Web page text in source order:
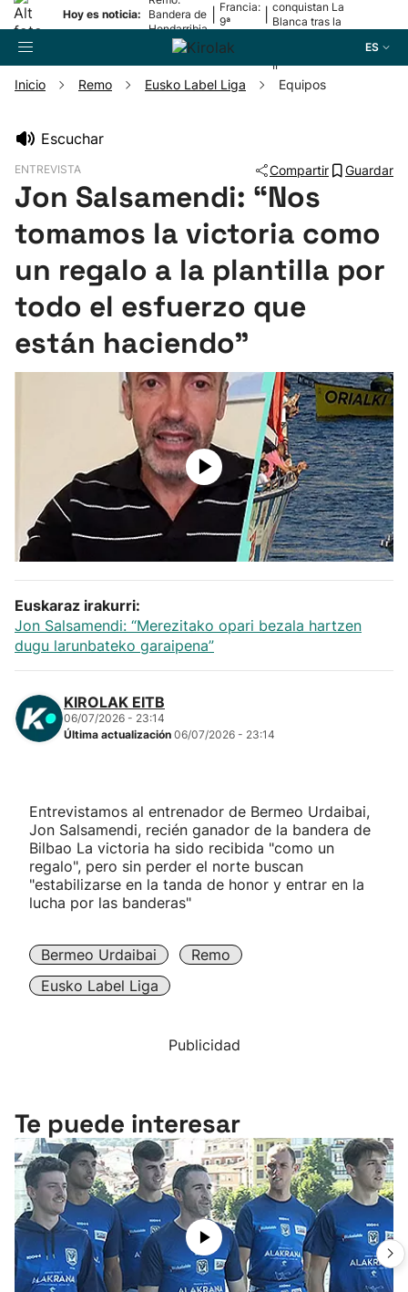
Hoy es noticia:
Bandera de
Hondarribia
Francia:
9ª
conquistan La
Blanca tras la
II
ES
Pelota
Remo
Baloncesto
Balonmano
Kirolak 360
Carreras de montaña
"Helmuga"
Inicio Remo Eusko Label Liga Equipos
Escuchar
ENTREVISTA Compartir Guardar
Jon Salsamendi: “Nos
tomamos la victoria como
un regalo a la plantilla por
todo el esfuerzo que
están haciendo”
Euskaraz irakurri:
Jon Salsamendi: “Merezitako opari bezala hartzen
dugu larunbateko garaipena”
KIROLAK EITB
06/07/2026 - 23:14
Última actualización 06/07/2026 - 23:14
Entrevistamos al entrenador de Bermeo Urdaibai,
Jon Salsamendi, recién ganador de la bandera de
Bilbao La victoria ha sido recibida "como un
regalo", pero sin perder el norte buscan
"estabilizarse en la tanda de honor y entrar en la
lucha por las banderas"
Bermeo Urdaibai
Remo
Eusko Label Liga
Publicidad
Te puede interesar